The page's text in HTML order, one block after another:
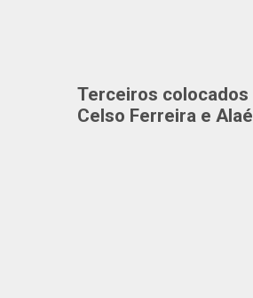
Terceiros colocados
Celso Ferreira e